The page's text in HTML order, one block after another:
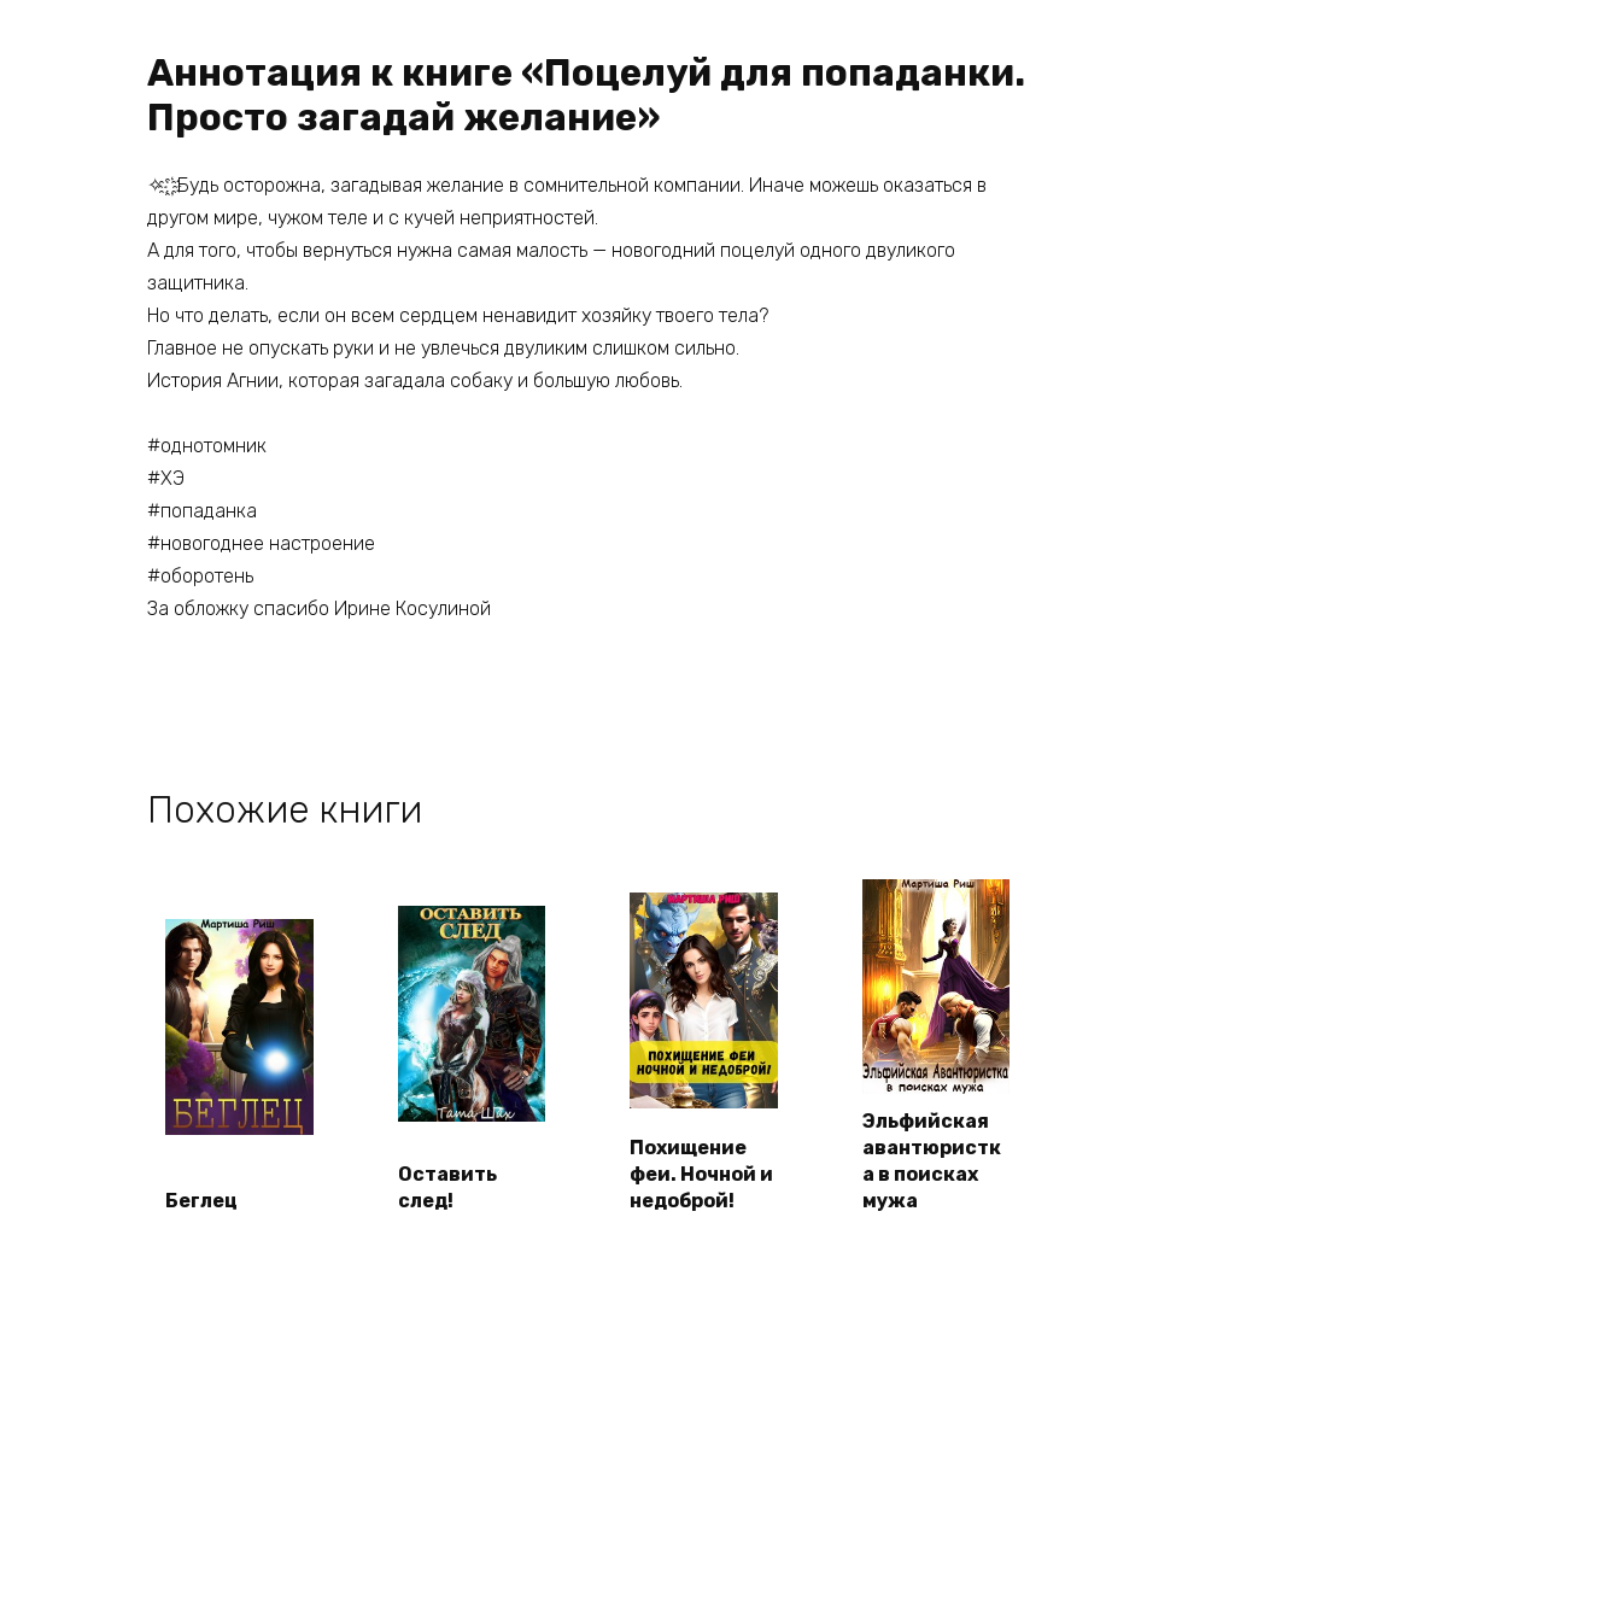
Аннотация к книге «Поцелуй для попаданки.
Просто загадай желание»
✧ ҈ ҉ Будь осторожна, загадывая желание в сомнительной компании. Иначе можешь оказаться в
другом мире, чужом теле и с кучей неприятностей.
А для того, чтобы вернуться нужна самая малость — новогодний поцелуй одного двуликого
защитника.
Но что делать, если он всем сердцем ненавидит хозяйку твоего тела?
Главное не опускать руки и не увлечься двуликим слишком сильно.
История Агнии, которая загадала собаку и большую любовь.
#однотомник
#ХЭ
#попаданка
#новогоднее настроение
#оборотень
За обложку спасибо Ирине Косулиной
Похожие книги
Беглец
Оставить
след!
Похищение
феи. Ночной и
недоброй!
Эльфийская
авантюристк
а в поисках
мужа